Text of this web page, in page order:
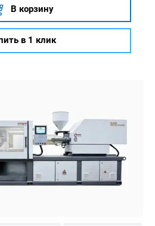
В корзину
в 1 клик